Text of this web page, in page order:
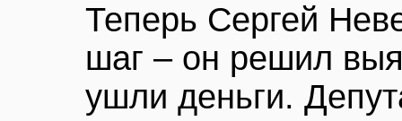
Теперь Сергей
шаг – он решил
ушли деньги.